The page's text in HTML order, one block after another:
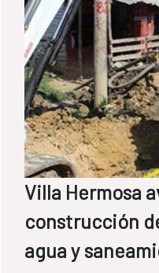
Villa Hermosa
construcción
agua y